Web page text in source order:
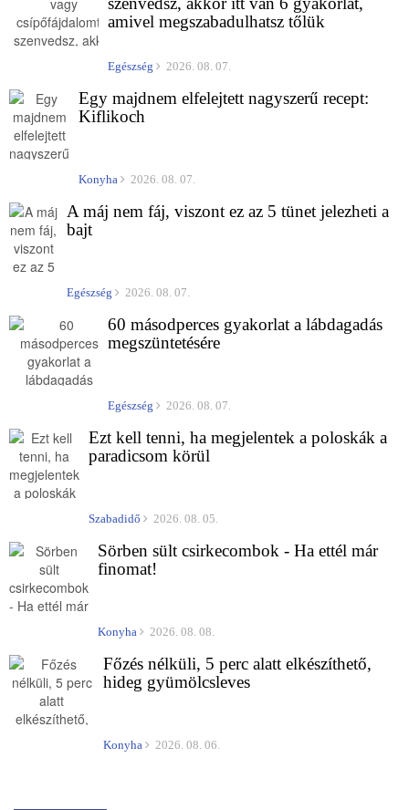
amivel megszabadulhatsz tőlük
Egészség 2026. 08. 07.
Egy majdnem elfelejtett nagyszerű recept:
Kiflikoch
Konyha 2026. 08. 07.
A máj nem fáj, viszont ez az 5 tünet jelezheti a
bajt
Egészség 2026. 08. 07.
60 másodperces gyakorlat a lábdagadás
megszüntetésére
Egészség 2026. 08. 07.
Ezt kell tenni, ha megjelentek a poloskák a
paradicsom körül
Szabadidő 2026. 08. 05.
Sörben sült csirkecombok - Ha ettél már
finomat!
Konyha 2026. 08. 08.
Főzés nélküli, 5 perc alatt elkészíthető,
hideg gyümölcsleves
Konyha 2026. 08. 06.